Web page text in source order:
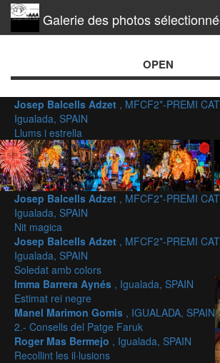
Galerie des photos
OPEN
Josep Balcells Adzet , MFCF2*-PREMI
Igualada, SPAIN
Llums i estrella
Josep Balcells Adzet , MFCF2*-PREMI
Igualada, SPAIN
Nit magica
Josep Balcells Adzet , MFCF2*-PREMI
Igualada, SPAIN
Soledat amb colors
Imma Barrera Aynés , Igualada, SPAIN
Estimat rei negre
Manel Marimon Gomis , IGUALADA, SPAIN
2.- Consells del Patge Faruk
Roger Mas Bermejo , Igualada, SPAIN
Recollint les il·lusions